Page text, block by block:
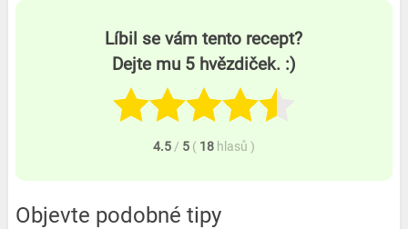
Líbil se vám tento recept?
Dejte mu 5 hvězdiček. :)
4.5 / 5 ( 18 hlasů )
Objevte podobné tipy